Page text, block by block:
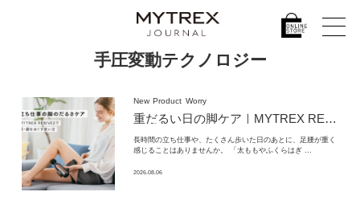
手圧変動テクノロジー
New Product Worry
重だるい日の脚ケア｜MYTREX REBIVE2で腰・脚をほぐす使い方
長時間の立ち仕事や、たくさん歩いた日のあとに、足腰が重く
感じることはありませんか。 「太ももやふくらはぎ …
2026.08.06